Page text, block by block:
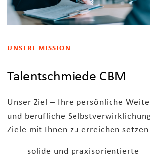
UNSERE MISSION
Talentschmiede CBM
Unser Ziel – Ihre persönliche
und berufliche
Ziele mit Ihnen zu erreichen
solide und praxisorientierte